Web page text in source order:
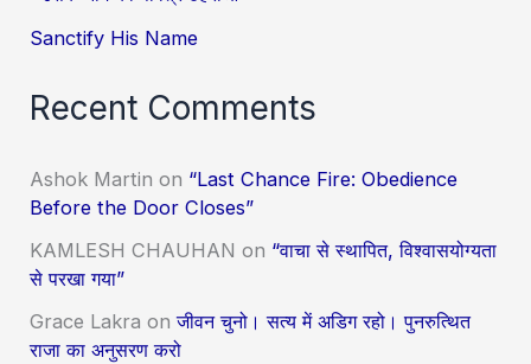
Sanctify His Name
Recent Comments
Ashok Martin on “Last Chance Fire: Obedience
Before the Door Closes”
KAMLESH CHAUHAN on “वाचा से स्थापित, विश्वासयोग्यता
से परखा गया”
Grace Lakra onजीवन चुनो। सत्य में अडिग रहो। पुनरुत्थित
राजा का अनुसरण करो